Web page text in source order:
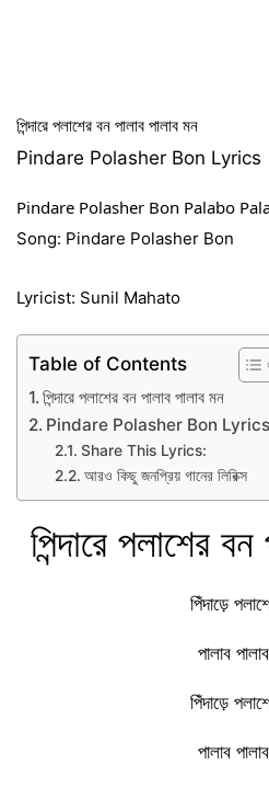
পিন্দারে পলাশের বন পালাব পালাব মন
Pindare Polasher Bon Lyrics
Pindare Polasher Bon Palabo
Song: Pindare Polasher Bon
Lyricist: Sunil Mahato
Table of Contents
পিন্দারে পলাশের বন পালাব পালাব মন
Pindare Polasher Bon Lyrics
Share This Lyrics:
আরও কিছু জনপ্রিয় গানের লিরিক্স
পিন্দারে পলাশের
পিঁদাড়ে
পালাব
পিঁদাড়ে
পালাব